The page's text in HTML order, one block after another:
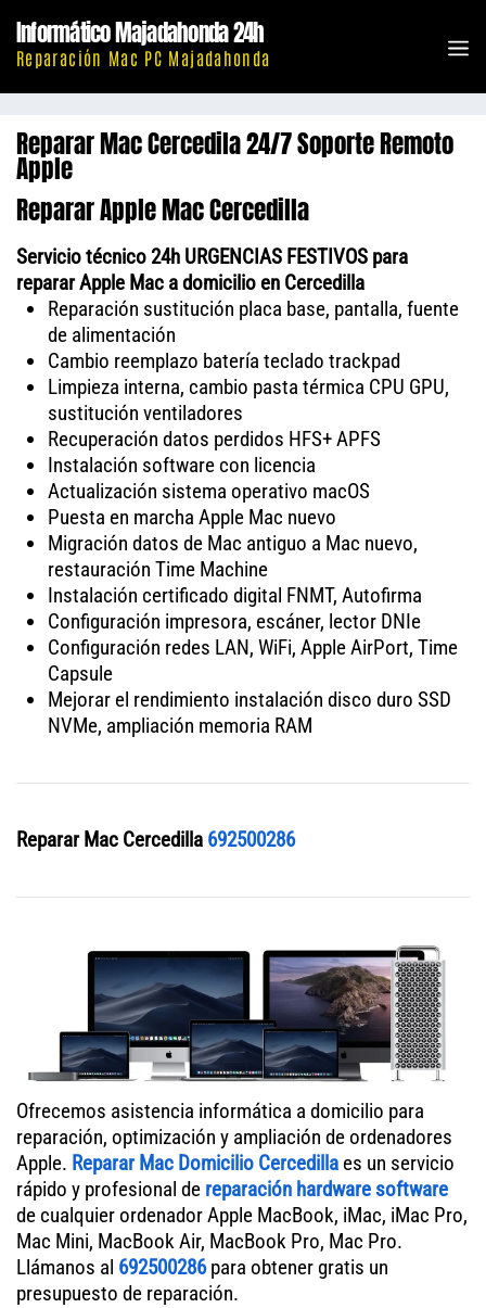
contenido
Informático Majadahonda 24h
Reparación Mac PC Majadahonda
Reparar Mac Cercedila 24/7 Soporte Remoto
Apple
Reparar Apple Mac Cercedilla
Servicio técnico 24h URGENCIAS FESTIVOS para
reparar Apple Mac a domicilio en Cercedilla
Reparación sustitución placa base, pantalla, fuente
de alimentación
Cambio reemplazo batería teclado trackpad
Limpieza interna, cambio pasta térmica CPU GPU,
sustitución ventiladores
Recuperación datos perdidos HFS+ APFS
Instalación software con licencia
Actualización sistema operativo macOS
Puesta en marcha Apple Mac nuevo
Migración datos de Mac antiguo a Mac nuevo,
restauración Time Machine
Instalación certificado digital FNMT, Autofirma
Configuración impresora, escáner, lector DNIe
Configuración redes LAN, WiFi, Apple AirPort, Time
Capsule
Mejorar el rendimiento instalación disco duro SSD
NVMe, ampliación memoria RAM
Reparar Mac Cercedilla 692500286
Ofrecemos asistencia informática a domicilio para
reparación, optimización y ampliación de ordenadores
Apple. Reparar Mac Domicilio Cercedilla es un servicio
rápido y profesional de reparación hardware software
de cualquier ordenador Apple MacBook, iMac, iMac Pro,
Mac Mini, MacBook Air, MacBook Pro, Mac Pro.
Llámanos al 692500286para obtener gratis un
presupuesto de reparación.